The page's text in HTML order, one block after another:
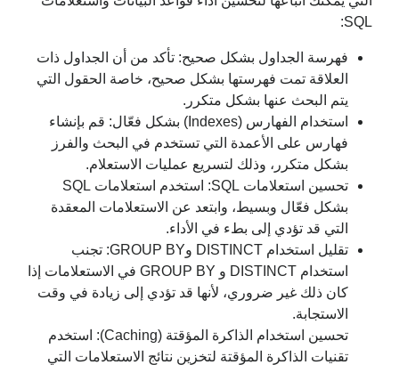
SQL:
فهرسة الجداول بشكل صحيح: تأكد من أن الجداول ذات
العلاقة تمت فهرستها بشكل صحيح، خاصة الحقول التي
يتم البحث عنها بشكل متكرر.
استخدام الفهارس (Indexes) بشكل فعّال: قم بإنشاء
فهارس على الأعمدة التي تستخدم في البحث والفرز
بشكل متكرر، وذلك لتسريع عمليات الاستعلام.
تحسين استعلامات SQL: استخدم استعلامات SQL
بشكل فعّال وبسيط، وابتعد عن الاستعلامات المعقدة
التي قد تؤدي إلى بطء في الأداء.
تقليل استخدام DISTINCT وGROUP BY: تجنب
استخدام DISTINCT و GROUP BY في الاستعلامات إذا
كان ذلك غير ضروري، لأنها قد تؤدي إلى زيادة في وقت
الاستجابة.
تحسين استخدام الذاكرة المؤقتة (Caching): استخدم
تقنيات الذاكرة المؤقتة لتخزين نتائج الاستعلامات التي